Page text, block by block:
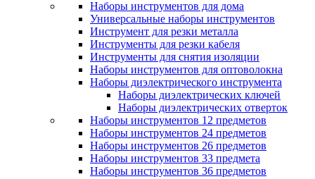
Наборы инструментов для дома
Универсальные наборы инструментов
Инструмент для резки металла
Инструменты для резки кабеля
Инструменты для снятия изоляции
Наборы инструментов для оптоволокна
Наборы диэлектрического инструмента
Наборы диэлектрических ключей
Наборы диэлектрических отверток
Наборы инструментов 12 предметов
Наборы инструментов 24 предметов
Наборы инструментов 26 предметов
Наборы инструментов 33 предмета
Наборы инструментов 36 предметов